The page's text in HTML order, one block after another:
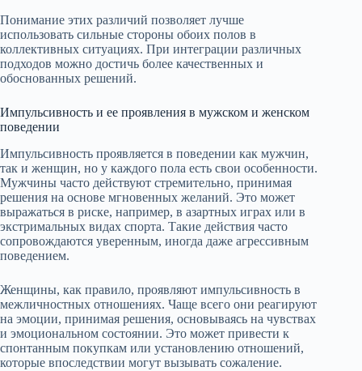
Понимание этих различий позволяет лучше
использовать сильные стороны обоих полов в
коллективных ситуациях. При интеграции различных
подходов можно достичь более качественных и
обоснованных решений.
Импульсивность и ее проявления в мужском и женском
поведении
Импульсивность проявляется в поведении как мужчин,
так и женщин, но у каждого пола есть свои особенности.
Мужчины часто действуют стремительно, принимая
решения на основе мгновенных желаний. Это может
выражаться в риске, например, в азартных играх или в
экстримальных видах спорта. Такие действия часто
сопровождаются уверенным, иногда даже агрессивным
поведением.
Женщины, как правило, проявляют импульсивность в
межличностных отношениях. Чаще всего они реагируют
на эмоции, принимая решения, основываясь на чувствах
и эмоциональном состоянии. Это может привести к
спонтанным покупкам или установлению отношений,
которые впоследствии могут вызывать сожаление.